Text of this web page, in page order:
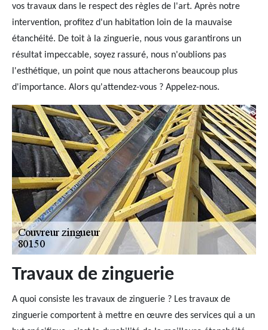
vos travaux dans le respect des règles de l'art. Après notre
intervention, profitez d'un habitation loin de la mauvaise
étanchéité. De toit à la zinguerie, nous vous garantirons un
résultat impeccable, soyez rassuré, nous n'oublions pas
l'esthétique, un point que nous attacherons beaucoup plus
d'importance. Alors qu'attendez-vous ? Appelez-nous.
Travaux de zinguerie
A quoi consiste les travaux de zinguerie ? Les travaux de
zinguerie comportent à mettre en œuvre des services qui a un